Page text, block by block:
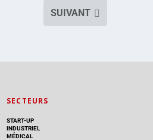
SUIVANT
SECTEURS
START-UP
INDUSTRIEL
MÉDICAL